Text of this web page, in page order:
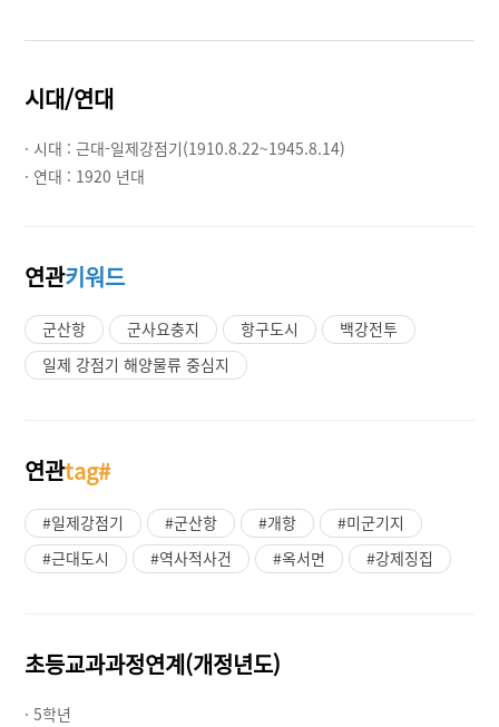
시대/연대
· 시대 :근대-일제강점기(1910.8.22~1945.8.14)
· 연대 : 1920 년대
연관키워드
군산항 군사요충지 항구도시
백강전투
일제 강점기 해양물류 중심지
연관tag#
#일제강점기 #군산항 #개항
#미군기지
#근대도시
#역사적사건 #옥서면 #강제징집
초등교과과정연계(개정년도)
· 5학년